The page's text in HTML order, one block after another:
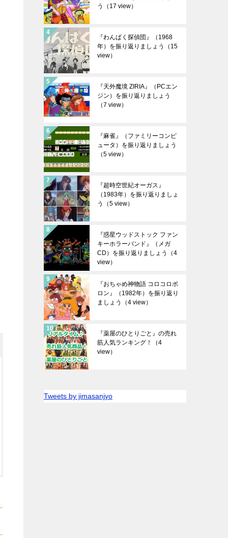
う
（17 view）
『わんぱく探偵団』（1968
年）を振り返りましょう
（15
view）
『天外魔境 ZIRIA』（PCエン
ジン）を振り返りましょう
（7 view）
『麻雀』（ファミリーコンピ
ュータ）を振り返りましょう
（5 view）
『超時空世紀オーガス』
（1983年）を振り返りましょ
う
（5 view）
『惑星ウッドストック ファン
キーホラーバンド』（メガ
CD）を振り返りましょう
（4
view）
『おちゃめ神物語 コロコロポ
ロン』（1982年）を振り返り
ましょう
（4 view）
『薬屋のひとりごと』の売れ
筋人気ランキング！
（4
view）
Tweets by jimasanjyo